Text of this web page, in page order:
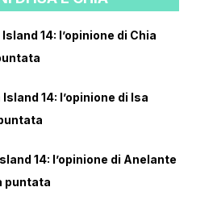
14: l’opinione di Chia
14: l’opinione di Isa
14: l’opinione di Anelante
puntata